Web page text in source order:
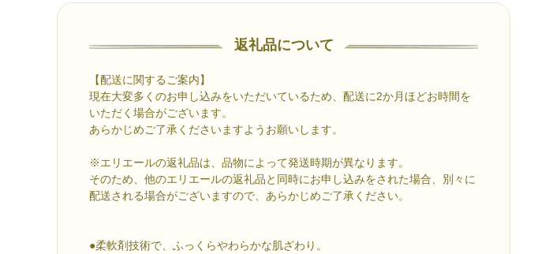
返礼品について
【配送に関するご案内】
現在大変多くのお申し込みをいただいているため、配送に2か月ほどお時間を
いただく場合がございます。
あらかじめご了承くださいますようお願いします。
※エリエールの返礼品は、品物によって発送時期が異なります。
そのため、他のエリエールの返礼品と同時にお申し込みをされた場合、別々に
配送される場合がございますので、あらかじめご了承ください。
●柔軟剤技術で、ふっくらやわらかな肌ざわり。